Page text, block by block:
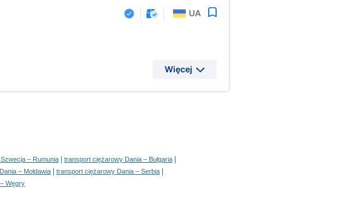
UA
Więcej
– Rumunia transport ciężarowy Dania – Bułgaria
– Mołdawia transport ciężarowy Dania – Serbia
Węgry